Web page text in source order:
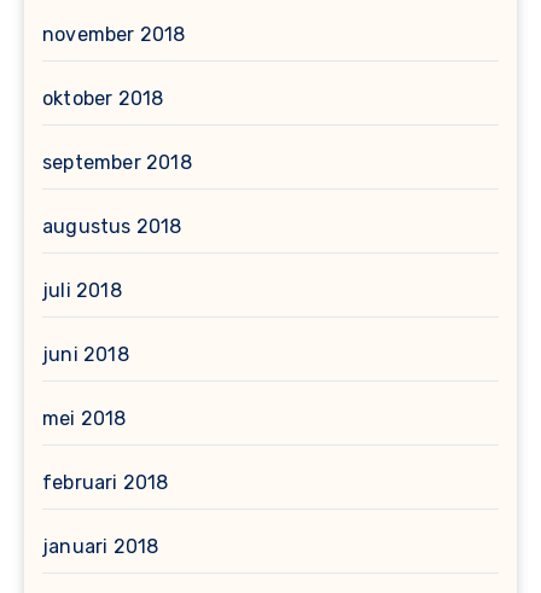
november 2018
oktober 2018
september 2018
augustus 2018
juli 2018
juni 2018
mei 2018
februari 2018
januari 2018